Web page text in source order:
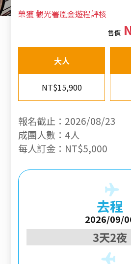
榮獲 觀光署凰金遊程評核
售價
大人
NT$15,900
報名截止：2026/08/23
成團人數：4人
每人訂金：NT$5,000
去程
2026/09/
3天2夜